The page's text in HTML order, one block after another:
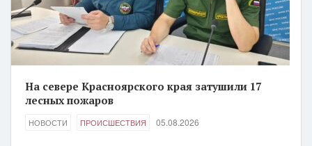
На севере Красноярского края затушили 17
лесных пожаров
НОВОСТИ ПРОИСШЕСТВИЯ 05.08.2026